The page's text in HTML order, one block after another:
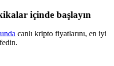
içinde başlayın
canlı kripto fiyatlarını, en iyi